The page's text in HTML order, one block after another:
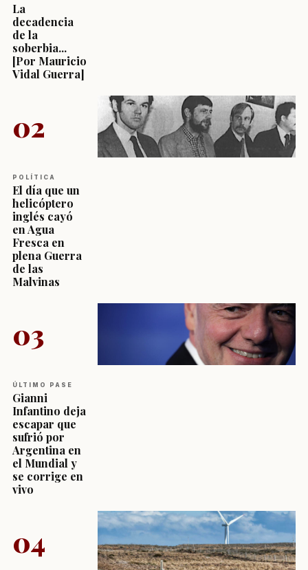
La
decadencia
de la
soberbia...
[Por Mauricio
Vidal Guerra]
02
POLÍTICA
El día que un
helicóptero
inglés cayó
en Agua
Fresca en
plena Guerra
de las
Malvinas
03
ÚLTIMO PASE
Gianni
Infantino deja
escapar que
sufrió por
Argentina en
el Mundial y
se corrige en
vivo
04